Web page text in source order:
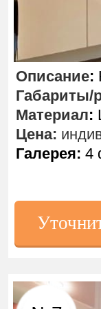
Описание:
Габариты/
Материал:
Цена:
Галерея: 4